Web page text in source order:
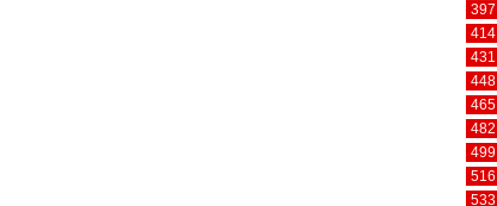
397
414
431
448
465
482
499
516
533